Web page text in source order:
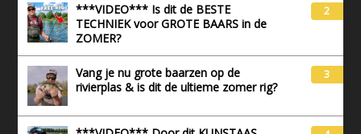
***VIDEO*** Is dit de BESTE
TECHNIEK voor GROTE BAARS in de
ZOMER?
2
Vang je nu grote baarzen op de
rivierplas & is dit de ultieme zomer rig?
3